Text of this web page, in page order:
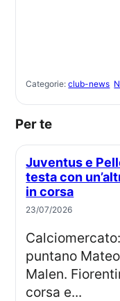
Categorie:club-news
Per te
Juventus e Pellegrino, possibile testa a
testa con
in corsa
23/07/2026
Calciomercato: Roma e Juventus
puntano
Malen.
corsa e...